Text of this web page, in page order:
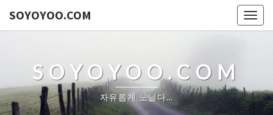
SOYOYOO.COM
SOYOYOO.COM
자유롭게 노닐다…